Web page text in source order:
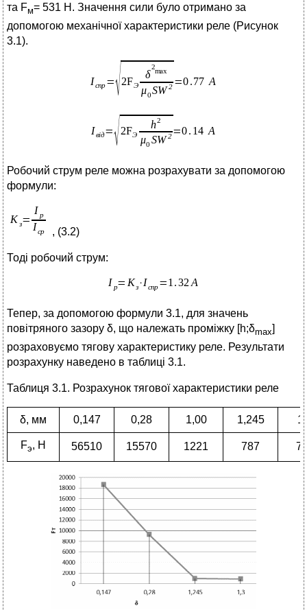
та Fм= 531 Н. Значення сили було отримано за
допомогою механічної характеристики реле (Рисунок
3.1).
Робочий струм реле можна розрахувати за допомогою
формули:
, (3.2)
Тоді робочий струм:
Тепер, за допомогою формули 3.1, для значень
повітряного зазору δ, що належать проміжку [h;δmax]
розраховуємо тягову характеристику реле. Результати
розрахунку наведено в таблиці 3.1.
Таблиця 3.1. Розрахунок тягової характеристики реле
δ, мм 0,147 0,28 1,00 1,245
Fэ, Н 56510 15570 1221 787